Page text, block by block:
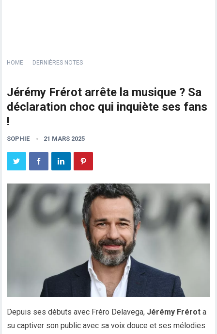
HOME DERNIÈRES NOTES
Jérémy Frérot arrête la musique ? Sa
déclaration choc qui inquiète ses fans
!
SOPHIE 21 MARS 2025
Depuis ses débuts avec Fréro Delavega, Jérémy Frérot a
su captiver son public avec sa voix douce et ses mélodies